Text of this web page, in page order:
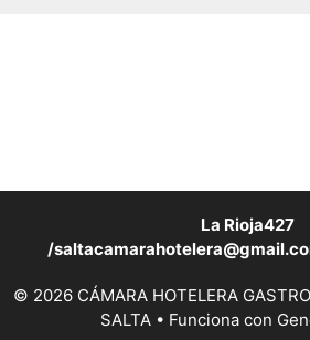
La Rioja427
/
© 2026 CÁMARA HOTELERA
SALTA• Funciona con